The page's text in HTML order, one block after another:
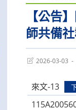
【公告
師共備
Post2026-03-03
來文-13